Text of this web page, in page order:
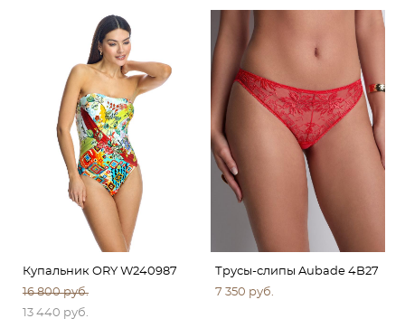
Купальник ORY W240987
16 800 pуб.
13 440 pуб.
Трусы-слипы Aubade 4B27
7 350 pуб.